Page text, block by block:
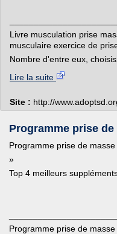
Livre musculation prise
musculaire exercice de
Nombre d'entre eux,
Lire la suite
Site : http://
Programme prise
Programme prise de
»
Top 4 meilleurs
Programme prise de